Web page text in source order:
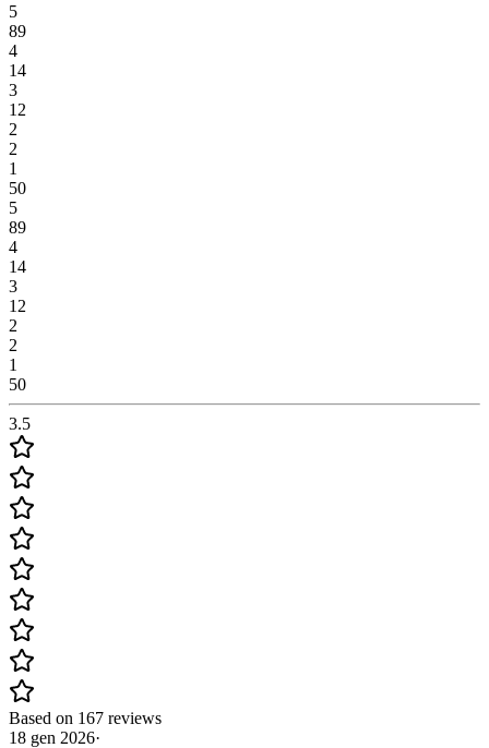
5
89
4
14
3
12
2
2
1
50
5
89
4
14
3
12
2
2
1
50
3.5
Based on 167 reviews
18 gen 2026·